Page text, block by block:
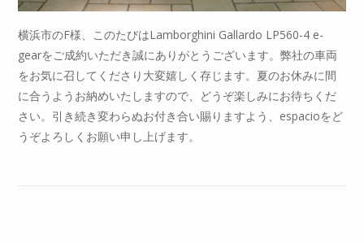
横浜市のF様、このたびはLamborghini Gallardo LP560-4 e-
gearをご成約いただき誠にありがとうございます。弊社の車両
をお気に召してくださり大変嬉しく存じます。夏のお休みに間
に合うようお納めいたしますので、どうぞ楽しみにお待ちくだ
さい。引き続き変わらぬお付き合い賜りますよう、espacioをど
うぞよろしくお願い申し上げます。